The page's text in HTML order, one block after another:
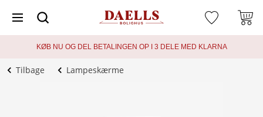
KØB NU OG DEL BETALINGEN OP I 3 DELE MED KLARNA
Tilbage Lampeskærme